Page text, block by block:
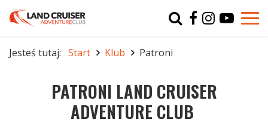
Jesteś tutaj: Start Klub Patroni
PATRONI LAND CRUISER
ADVENTURE CLUB